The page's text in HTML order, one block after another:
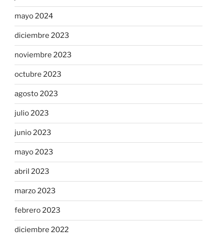
mayo 2024
diciembre 2023
noviembre 2023
octubre 2023
agosto 2023
julio 2023
junio 2023
mayo 2023
abril 2023
marzo 2023
febrero 2023
diciembre 2022